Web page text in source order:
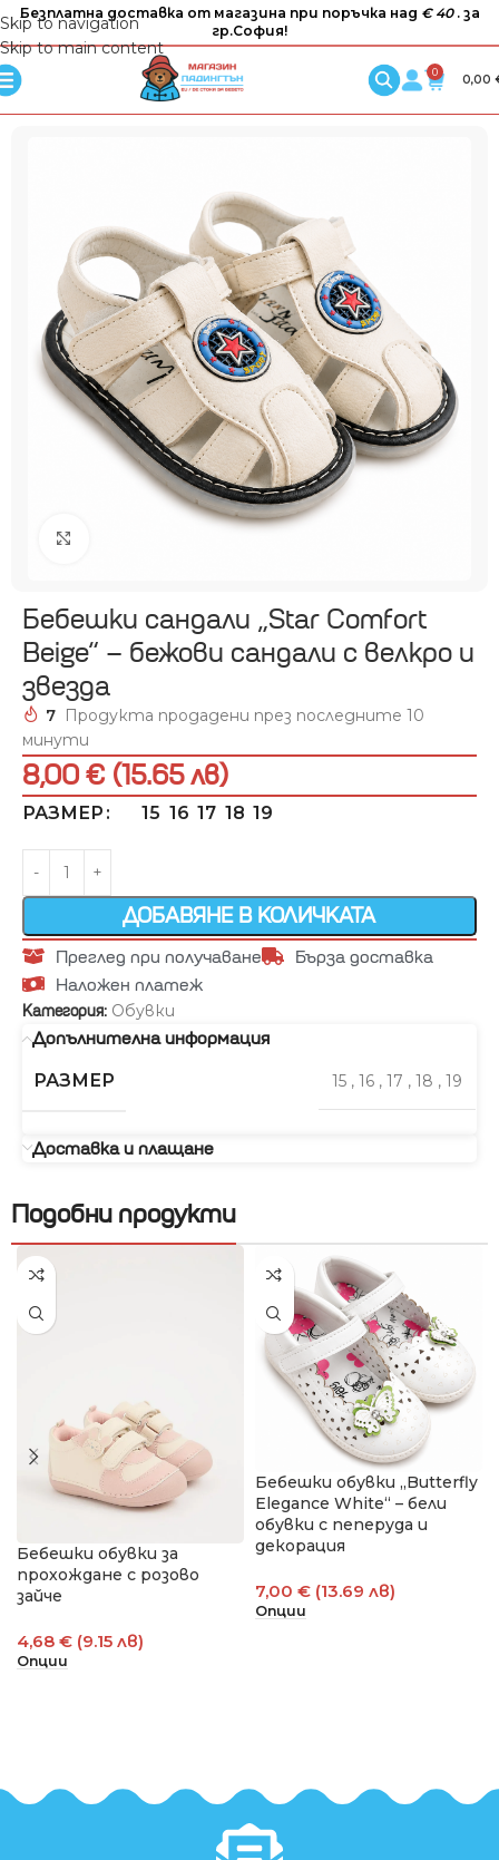
Skip to navigation
Skip to main content
Безплатна доставка от магазина при поръчка над € 40 . за
гр.София!
0
0,00
Бебешки сандали „Star Comfort
Beige“ – бежови сандали с велкро и
звезда
7 Продукта продадени през последните 10
минути
8,00 € (15.65 лв)
РАЗМЕР 15 16 17 18 19
ДОБАВЯНЕ В КОЛИЧКАТА
Преглед при получаване
Бърза доставка
Наложен платеж
Категория: Обувки
Допълнителна информация
РАЗМЕР
15 , 16 , 17 , 18 , 19
Доставка и плащане
Подобни продукти
Бебешки обувки за
прохождане с розово
зайче
4,68 € (9.15 лв)
Опции
Бебешки обувки „Butterfly
Elegance White“ – бели
обувки с пеперуда и
декорация
7,00 € (13.69 лв)
Опции